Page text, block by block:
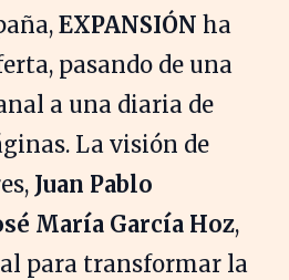
EXPANSIÓN ha
pasando de una
a una diaria de
La visión de
Juan Pablo
María García Hoz,
para transformar la